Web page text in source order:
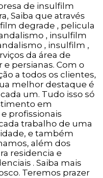
de insulfilm
Saiba que através
degrade , pelicula
, insulfilm
, insulfilm ,
da área de
persianas. Com o
a todos os clientes,
melhor destaque é
um. Tudo isso só
em
profissionais
trabalho de uma
e também
além dos
residencia e
. Saiba mais
Teremos prazer